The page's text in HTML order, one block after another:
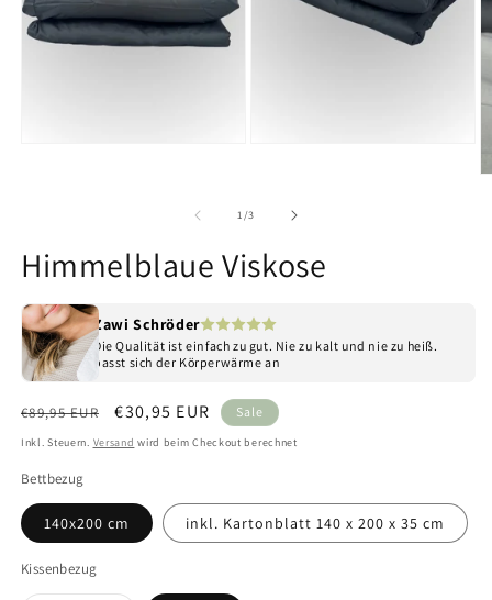
1/von
3
Himmelblaue Viskose
Zawi Schröder
Die Qualität ist einfach zu gut. Nie zu kalt und nie zu heiß.
passt sich der Körperwärme an
Normaler Preis
€89,95 EUR Verkaufspreis
€30,95 EUR Sale
Inkl. Steuern. Versand wird beim Checkout berechnet
Bettbezug
140x200 cm inkl. Kartonblatt 140 x 200 x 35 cm
Kissenbezug